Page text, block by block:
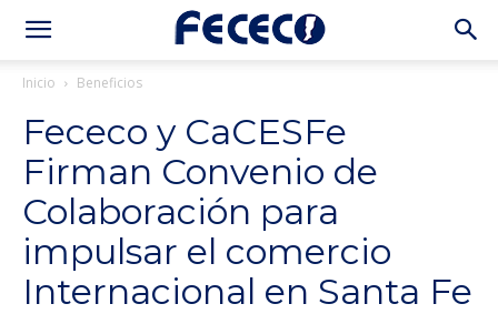
Inicio Beneficios
Fececo y CaCESFe
Firman Convenio de
Colaboración para
impulsar el comercio
Internacional en Santa Fe